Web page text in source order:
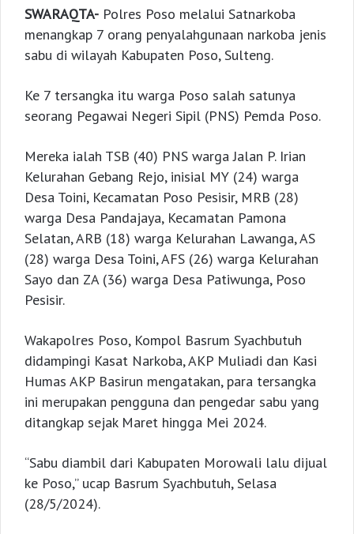
SWARAQTA- Polres Poso melalui Satnarkoba
menangkap 7 orang penyalahgunaan narkoba jenis
sabu di wilayah Kabupaten Poso, Sulteng.
Ke 7 tersangka itu warga Poso salah satunya
seorang Pegawai Negeri Sipil (PNS) Pemda Poso.
Mereka ialah TSB (40) PNS warga Jalan P. Irian
Kelurahan Gebang Rejo, inisial MY (24) warga
Desa Toini, Kecamatan Poso Pesisir, MRB (28)
warga Desa Pandajaya, Kecamatan Pamona
Selatan, ARB (18) warga Kelurahan Lawanga, AS
(28) warga Desa Toini, AFS (26) warga Kelurahan
Sayo dan ZA (36) warga Desa Patiwunga, Poso
Pesisir.
Wakapolres Poso, Kompol Basrum Syachbutuh
didampingi Kasat Narkoba, AKP Muliadi dan Kasi
Humas AKP Basirun mengatakan, para tersangka
ini merupakan pengguna dan pengedar sabu yang
ditangkap sejak Maret hingga Mei 2024.
“Sabu diambil dari Kabupaten Morowali lalu dijual
ke Poso,” ucap Basrum Syachbutuh, Selasa
(28/5/2024).